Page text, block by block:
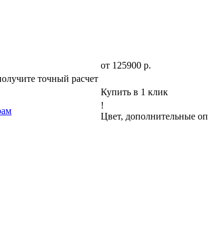
от 125900 р.
точный расчет
Купить в 1 клик
!
Цвет, дополнительные